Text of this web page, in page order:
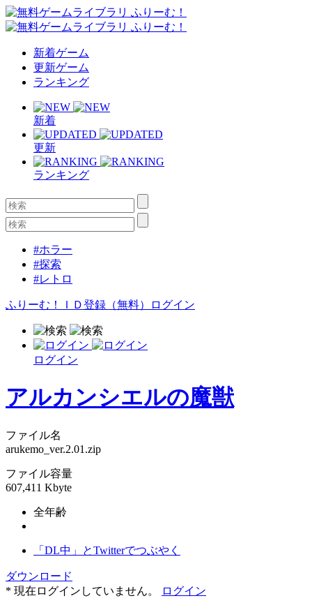
新着ゲーム
更新ゲーム
ランキング
新着
更新
ランキング
#ホラー
#探索
#レトロ
ふりーむ！ＩＤ登録（無料） ログイン
ログイン
アルカンシエルの魔獣
ファイル名
arukemo_ver.2.01.zip
ファイル容量
607,411 Kbyte
全年齢
「DL中」とTwitterでつぶやく
ダウンロード
* 現在ログインしていません。
ログイン